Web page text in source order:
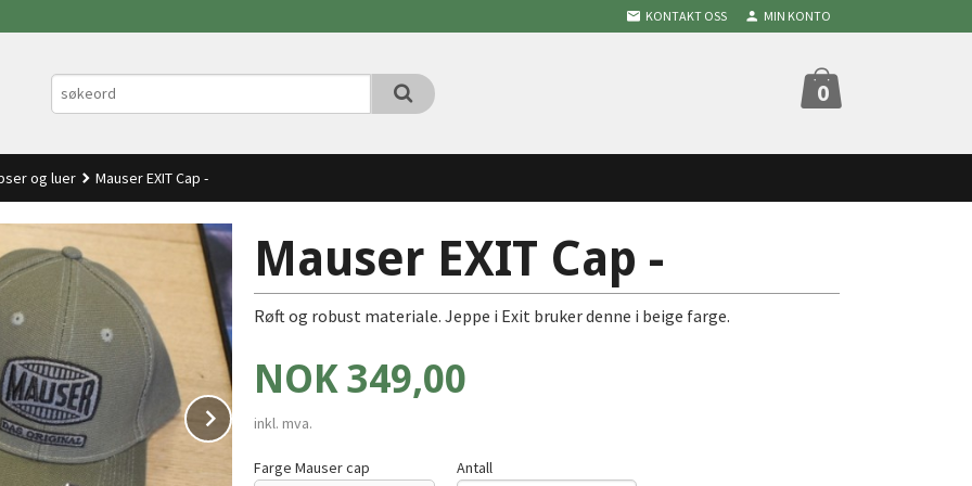
KONTAKT OSS MIN KONTO
0
og luer Mauser EXIT Cap -
Next
Mauser EXIT Cap -
Røft og robust materiale. Jeppe i Exit bruker denne i beige farge.
Pris
NOK349,00
inkl. mva.
Farge Mauser cap Antall